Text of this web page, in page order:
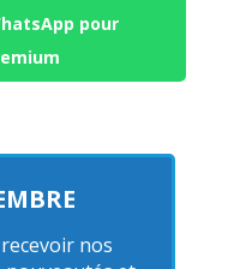
pour
nos